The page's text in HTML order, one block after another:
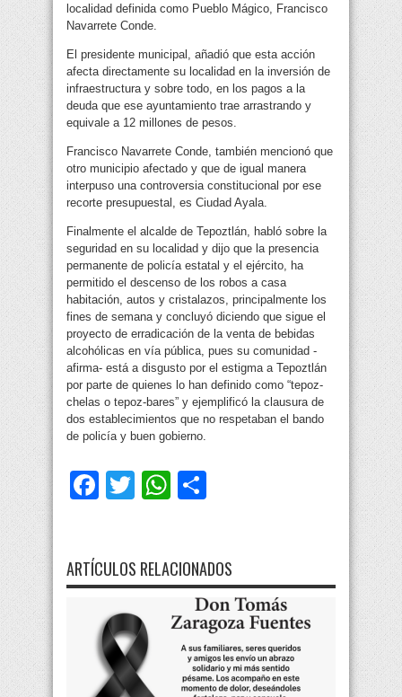
localidad definida como Pueblo Mágico, Francisco
Navarrete Conde.
El presidente municipal, añadió que esta acción
afecta directamente su localidad en la inversión de
infraestructura y sobre todo, en los pagos a la
deuda que ese ayuntamiento trae arrastrando y
equivale a 12 millones de pesos.
Francisco Navarrete Conde, también mencionó que
otro municipio afectado y que de igual manera
interpuso una controversia constitucional por ese
recorte presupuestal, es Ciudad Ayala.
Finalmente el alcalde de Tepoztlán, habló sobre la
seguridad en su localidad y dijo que la presencia
permanente de policía estatal y el ejército, ha
permitido el descenso de los robos a casa
habitación, autos y cristalazos, principalmente los
fines de semana y concluyó diciendo que sigue el
proyecto de erradicación de la venta de bebidas
alcohólicas en vía pública, pues su comunidad -
afirma- está a disgusto por el estigma a Tepoztlán
por parte de quienes lo han definido como “tepoz-
chelas o tepoz-bares” y ejemplificó la clausura de
dos establecimientos que no respetaban el bando
de policía y buen gobierno.
Facebook
TwitterWhatsApp
ARTÍCULOS RELACIONADOS